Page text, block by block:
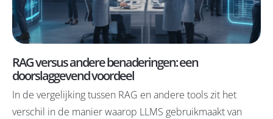
RAG versus andere benaderingen: een
doorslaggevend voordeel
In de vergelijking tussen RAG en andere tools zit het
verschil in de manier waarop LLMS gebruikmaakt van